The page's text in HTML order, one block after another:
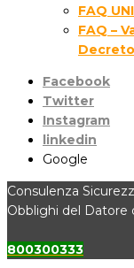
FAQ
FAQ –
Facebook
Twitter
Instagram
linkedin
Google
Consulenza
Obblighi del Datore
800300333